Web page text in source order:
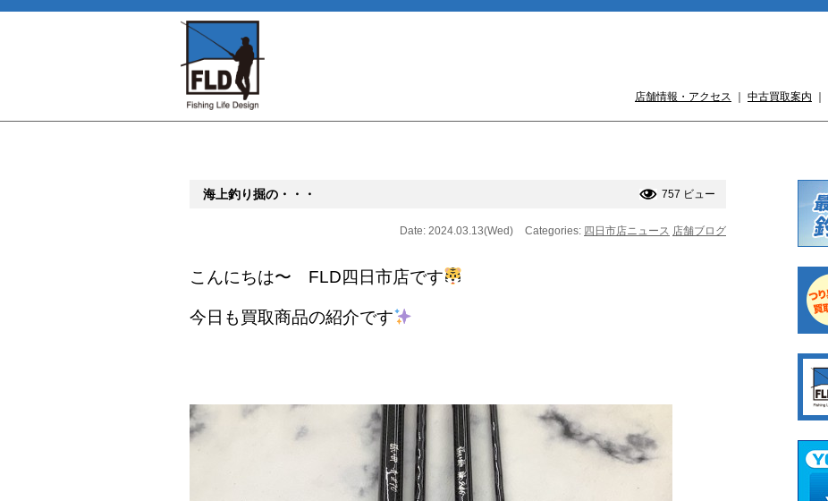
店舗情報・アクセス 中古買取案内
海上釣り掘の・・・ 757 ビュー
Date: 2024.03.13(Wed) Categories: 四日市店ニュース 店舗ブログ
こんにちは〜 FLD四日市店です
今日も買取商品の紹介です